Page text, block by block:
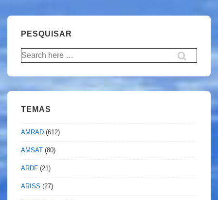
PESQUISAR
Pesquisar
por:
TEMAS
AMRAD (612)
AMSAT (80)
ARDF (21)
ARISS (27)